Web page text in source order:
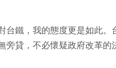
台鐵，我的態度更是如此
旁貸，不必懷疑政府改革